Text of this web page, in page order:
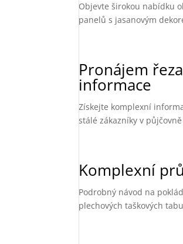
Objevte širokou nabídku
panelů s jasanovým
Pronájem
informace
Získejte komplexní
stálé zákazníky v
Komplexní
Podrobný návod na
plechových taškových